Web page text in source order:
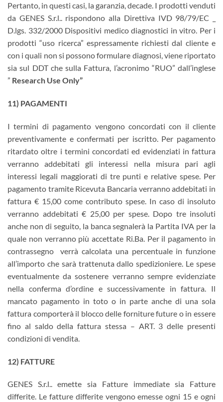
Pertanto, in questi casi, la garanzia, decade. I prodotti venduti
da GENES S.r.l.. rispondono alla Direttiva IVD 98/79/EC _
D.lgs. 332/2000 Dispositivi medico diagnostici in vitro. Per i
prodotti “uso ricerca” espressamente richiesti dal cliente e
con i quali non si possono formulare diagnosi, viene riportato
sia sul DDT che sulla Fattura, l’acronimo “RUO” dall’inglese
” Research Use Only”
11) PAGAMENTI
I termini di pagamento vengono concordati con il cliente
preventivamente e confermati per iscritto. Per pagamento
ritardato oltre i termini concordati ed evidenziati in fattura
verranno addebitati gli interessi nella misura pari agli
interessi legali maggiorati di tre punti e relative spese. Per
pagamento tramite Ricevuta Bancaria verranno addebitati in
fattura € 15,00 come contributo spese. In caso di insoluto
verranno addebitati € 25,00 per spese. Dopo tre insoluti
anche non di seguito, la banca segnalerà la Partita IVA per la
quale non verranno più accettate Ri.Ba. Per il pagamento in
contrassegno verrà calcolata una percentuale in funzione
all’importo che sarà trattenuta dallo spedizioniere. Le spese
eventualmente da sostenere verranno sempre evidenziate
nella conferma d’ordine e successivamente in fattura. Il
mancato pagamento in toto o in parte anche di una sola
fattura comporterà il blocco delle forniture future o in essere
fino al saldo della fattura stessa – ART. 3 delle presenti
condizioni di vendita.
12) FATTURE
GENES S.r.l.. emette sia Fatture immediate sia Fatture
differite. Le fatture differite vengono emesse ogni 15 e ogni